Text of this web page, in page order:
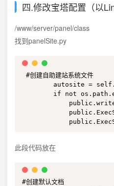
四.修改宝塔配置（以
/www/server/panel/class
找到panelSite.py
#创建自助建站系统文件
autosite =
if not
此段代码放在
#创建默认文档